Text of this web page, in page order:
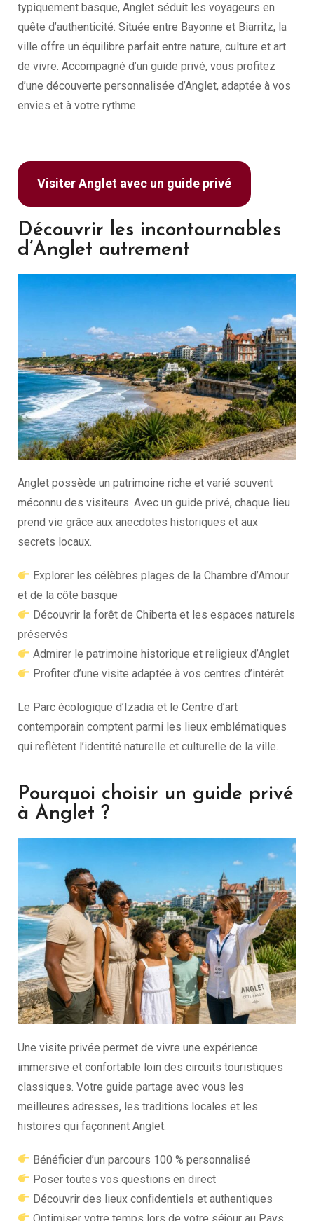
typiquement basque, Anglet séduit les voyageurs en
quête d’authenticité. Située entre Bayonne et Biarritz, la
ville offre un équilibre parfait entre nature, culture et art
de vivre. Accompagné d’un guide privé, vous profitez
d’une découverte personnalisée d’Anglet, adaptée à vos
envies et à votre rythme.
Visiter Anglet avec un guide privé
Découvrir les incontournables
d’Anglet autrement
Anglet possède un patrimoine riche et varié souvent
méconnu des visiteurs. Avec un guide privé, chaque lieu
prend vie grâce aux anecdotes historiques et aux
secrets locaux.
Explorer les célèbres plages de la Chambre d’Amour
et de la côte basque
Découvrir la forêt de Chiberta et les espaces naturels
préservés
Admirer le patrimoine historique et religieux d’Anglet
Profiter d’une visite adaptée à vos centres d’intérêt
Le Parc écologique d’Izadia et le Centre d’art
contemporain comptent parmi les lieux emblématiques
qui reflètent l’identité naturelle et culturelle de la ville.
Pourquoi choisir un guide privé
à Anglet ?
Une visite privée permet de vivre une expérience
immersive et confortable loin des circuits touristiques
classiques. Votre guide partage avec vous les
meilleures adresses, les traditions locales et les
histoires qui façonnent Anglet.
Bénéficier d’un parcours 100 % personnalisé
Poser toutes vos questions en direct
Découvrir des lieux confidentiels et authentiques
Optimiser votre temps lors de votre séjour au Pays